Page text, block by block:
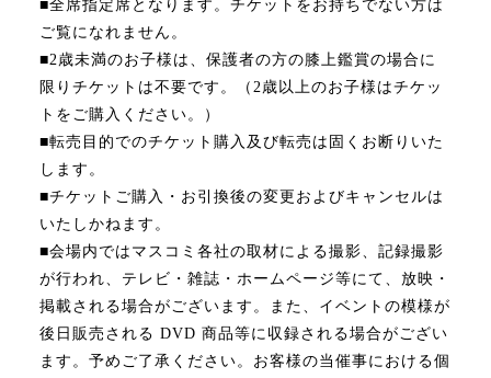
■全席指定席となります。チケットをお持ちでない方は
ご覧になれません。
■2歳未満のお子様は、保護者の方の膝上鑑賞の場合に
限りチケットは不要です。
（2歳以上のお子様はチケッ
トをご購入ください。）
■転売目的でのチケット購入及び転売は固くお断りいた
します。
■チケットご購入・お引換後の変更およびキャンセルは
いたしかねます。
■会場内ではマスコミ各社の取材による撮影、記録撮影
が行われ、テレビ・雑誌・ホームページ等にて、放映・
掲載される場合がございます。
また、イベントの模様が
後日販売される DVD 商品等に収録される場合がござい
ます。予めご了承ください。お客様の当催事における個